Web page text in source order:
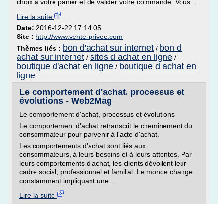
choix à votre panier et de valider votre commande. Vous...
Lire la suite
Date: 2016-12-22 17:14:05
Site : http://www.vente-privee.com
Thèmes liés : bon d'achat sur internet / bon d
achat sur internet / sites d achat en ligne /
boutique d'achat en ligne / boutique d achat en
ligne
Le comportement d'achat, processus et
évolutions - Web2Mag
Le comportement d'achat, processus et évolutions
Le comportement d'achat retranscrit le cheminement du
consommateur pour parvenir à l'acte d'achat.
Les comportements d'achat sont liés aux
consommateurs, à leurs besoins et à leurs attentes. Par
leurs comportements d'achat, les clients dévoilent leur
cadre social, professionnel et familial. Le monde change
constamment impliquant une...
Lire la suite